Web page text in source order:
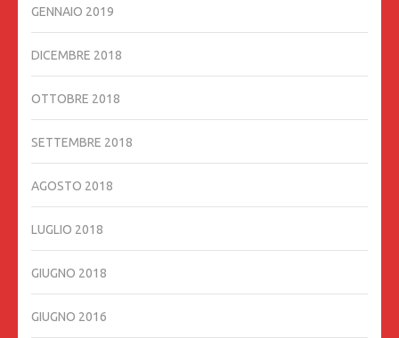
GENNAIO 2019
DICEMBRE 2018
OTTOBRE 2018
SETTEMBRE 2018
AGOSTO 2018
LUGLIO 2018
GIUGNO 2018
GIUGNO 2016